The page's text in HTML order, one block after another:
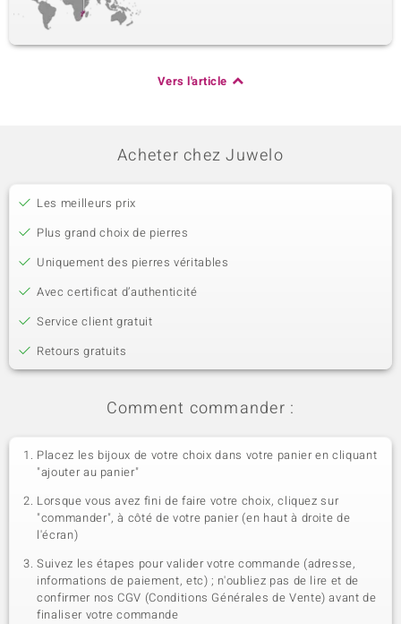
Vers l'article
Acheter chez Juwelo
Les meilleurs prix
Plus grand choix de pierres
Uniquement des pierres véritables
Avec certificat d’authenticité
Service client gratuit
Retours gratuits
Comment commander :
Placez les bijoux de votre choix dans votre panier en cliquant
"ajouter au panier"
Lorsque vous avez fini de faire votre choix, cliquez sur
"commander", à côté de votre panier (en haut à droite de
l'écran)
Suivez les étapes pour valider votre commande (adresse,
informations de paiement, etc) ; n'oubliez pas de lire et de
confirmer nos CGV (Conditions Générales de Vente) avant de
finaliser votre commande